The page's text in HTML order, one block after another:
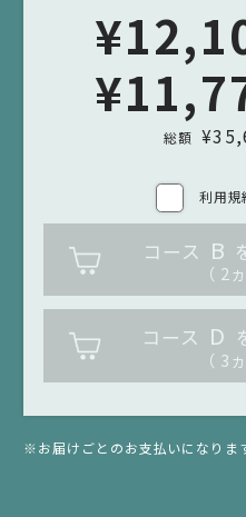
第８条（禁止行為）
本サービスの利用に際し
一、これらに違反された
停止や、以後の取引をお
た、お客さまの違反行為
が生じた場合、お客さま
総額
利用規
コース B
（ 2
コース D
（ 3
※お届けごとのお支払いになりま